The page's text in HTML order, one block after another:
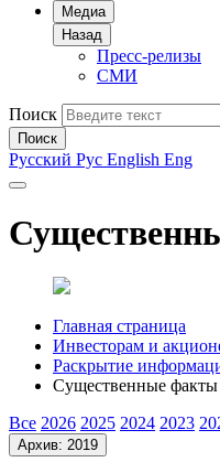
Медиа
Назад
Пресс-релизы
СМИ
Поиск
Поиск
Русский Рус English Eng
Главная страница
Инвесторам и
Раскрытие
Существенные факты
Все 2026 2025 2024 2023
Архив: 2019